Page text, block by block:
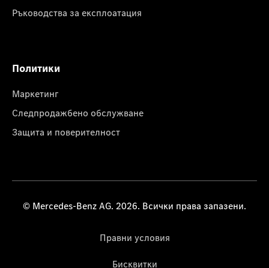
Ръководства за експлоатация
Политики
Маркетинг
Следпродажбено обслужване
Защита и поверителност
© Mercedes-Benz AG. 2026. Всички права запазени.
Правни условия
Бисквитки